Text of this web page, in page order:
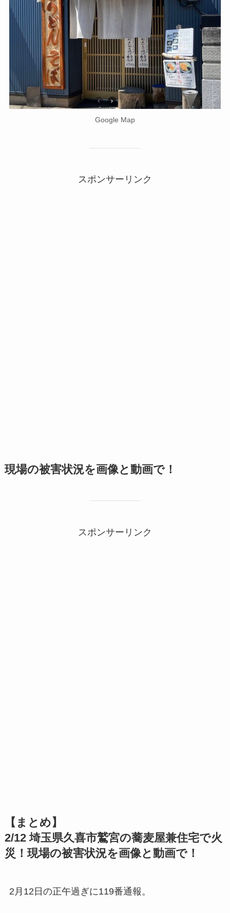
Google Map
スポンサーリンク
現場の被害状況を画像と動画で！
スポンサーリンク
【まとめ】
2/12 埼玉県久喜市鷲宮の蕎麦屋兼住宅で火
災！現場の被害状況を画像と動画で！
2月12日の正午過ぎに119番通報。